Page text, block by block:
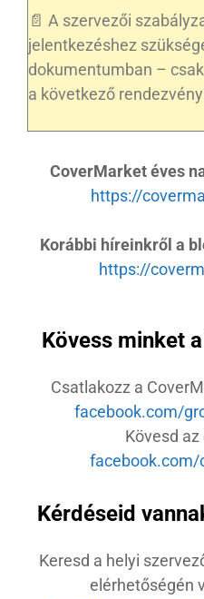
📄 A szervezői
jelentkezéshez
dokumentumban –
a következő
CoverMarket éves
https://
Korábbi híreinkről a
https://
Kövess minket
Csatlakozz a
facebook.com/
Kövesd
Kérdéseid
Keresd a helyi
elérhetőségén